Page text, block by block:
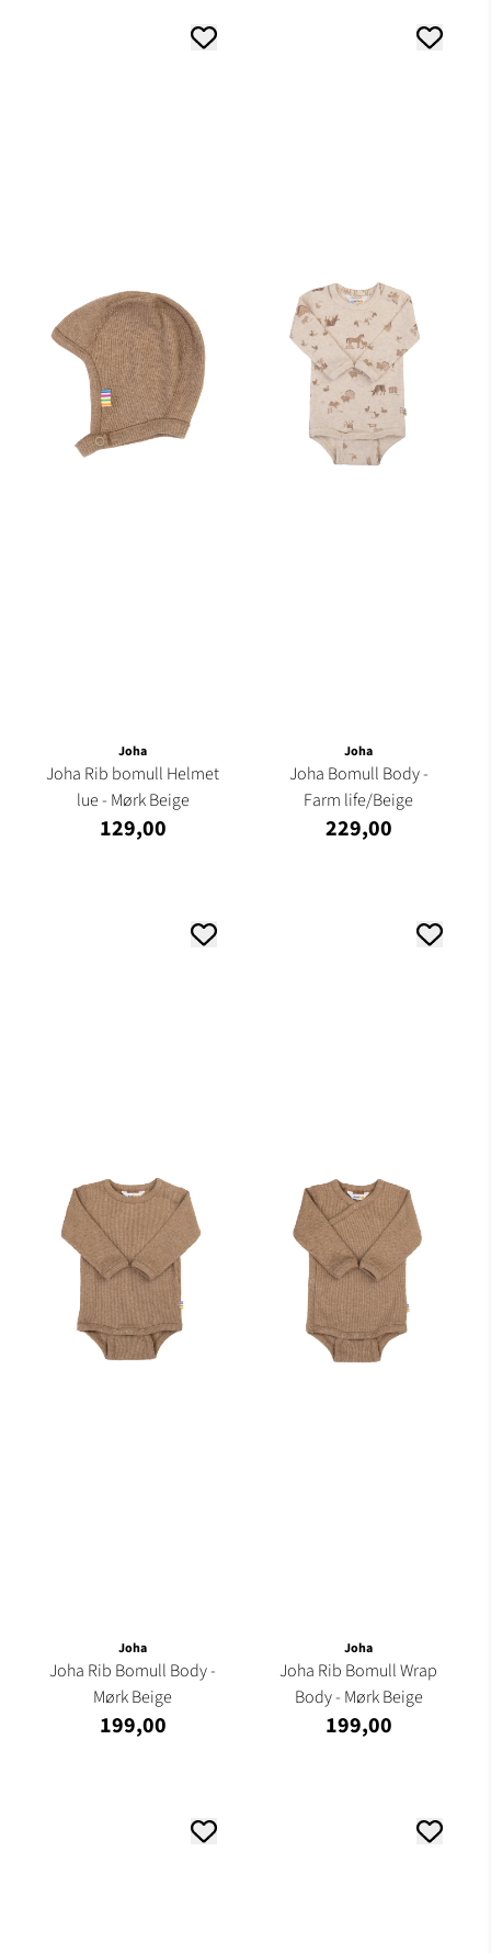
Joha
Joha Rib bomull Helmet
lue - Mørk Beige
129,00
Joha
Joha Bomull Body -
Farm life/Beige
229,00
Joha
Joha Rib Bomull Body -
Mørk Beige
199,00
Joha
Joha Rib Bomull Wrap
Body - Mørk Beige
199,00